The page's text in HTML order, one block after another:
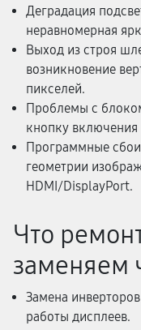
Деградация
неравномерная
Выход из строя
возникновение
пикселей.
Проблемы с
кнопку
Программные
геометрии
HDMI/DisplayPort.
Что
заменяем
Замена
работы дисплеев.